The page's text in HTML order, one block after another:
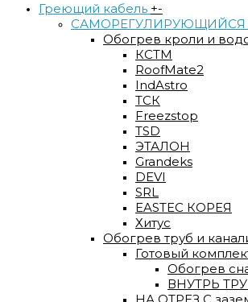
Греющий кабель +-
САМОРЕГУЛИРУЮЩИЙСЯ
Обогрев кроли и
КСТМ
RoofMate2
IndAstro
ТСК
Freezstop
TSD
ЭТАЛОН
Grandeks
DEVI
SRL
EASTEC КОРЕЯ
Хитус
Обогрев труб и
Готовый
Обогрев
ВНУТРЬ